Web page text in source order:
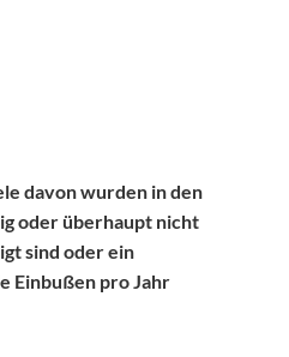
davon wurden in den
oder überhaupt nicht
sind oder ein
Einbußen pro Jahr